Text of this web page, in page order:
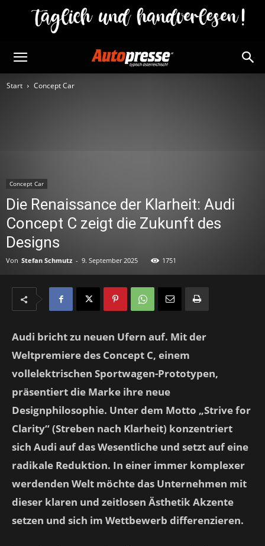
Start Concept Car
Concept Car
Die Renaissance der Klarheit: Audi
Concept C zeigt die Zukunft des
Designs
Von Stefan Schmutz - 9. September 2025 1751
Audi bricht zu neuen Ufern auf. Mit der
Weltpremiere des Concept C, einem
vollelektrischen Sportwagen-Prototypen,
präsentiert die Marke ihre neue
Designphilosophie. Unter dem Motto „Strive for
Clarity“ (Streben nach Klarheit) konzentriert
sich Audi auf das Wesentliche und setzt auf eine
radikale Reduktion. In einer immer komplexer
werdenden Welt möchte das Unternehmen mit
dieser klaren und zeitlosen Ästhetik Akzente
setzen und sich im Wettbewerb differenzieren.